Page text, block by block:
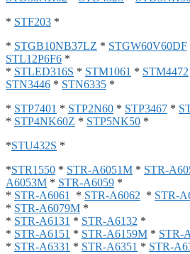
* STF203 *
* STGB10NB37LZ * STGW60V60DF
STL12P6F6 *
* STLED316S * STM1061 * STM4472
STN3446 * STN6335 *
* STP7401 * STP2N60 * STP3467 *
* STP4NK60Z * STP5NK50 *
*STU432S *
*STR1550 * STR-A6051M * STR-
A6053M * STR-A6059 *
* STR-A6061 * STR-A6062 * STR-
* STR-A6079M *
* STR-A6131 * STR-A6132 *
* STR-A6151 * STR-A6159M * STR-
* STR-A6331 * STR-A6351 * STR-